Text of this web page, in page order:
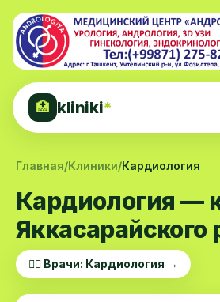
🏥 kliniki*
Главная/Клиники/Кардиология
Кардиология —
Яккасарайского
👨‍⚕️ Врачи: Кардиология →